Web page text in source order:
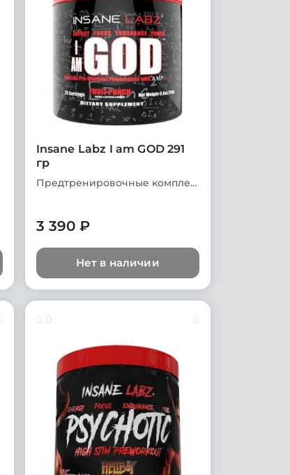
Insane Labz I am GOD 291
гр
Предтренировочные комплексы
3 390 ₽
Нет в наличии
0